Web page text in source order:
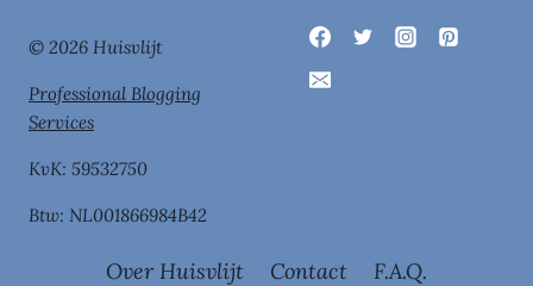
© 2026 Huisvlijt
Professional Blogging
Services
KvK: 59532750
Btw: NL001866984B42
Over Huisvlijt Contact
F.A.Q.